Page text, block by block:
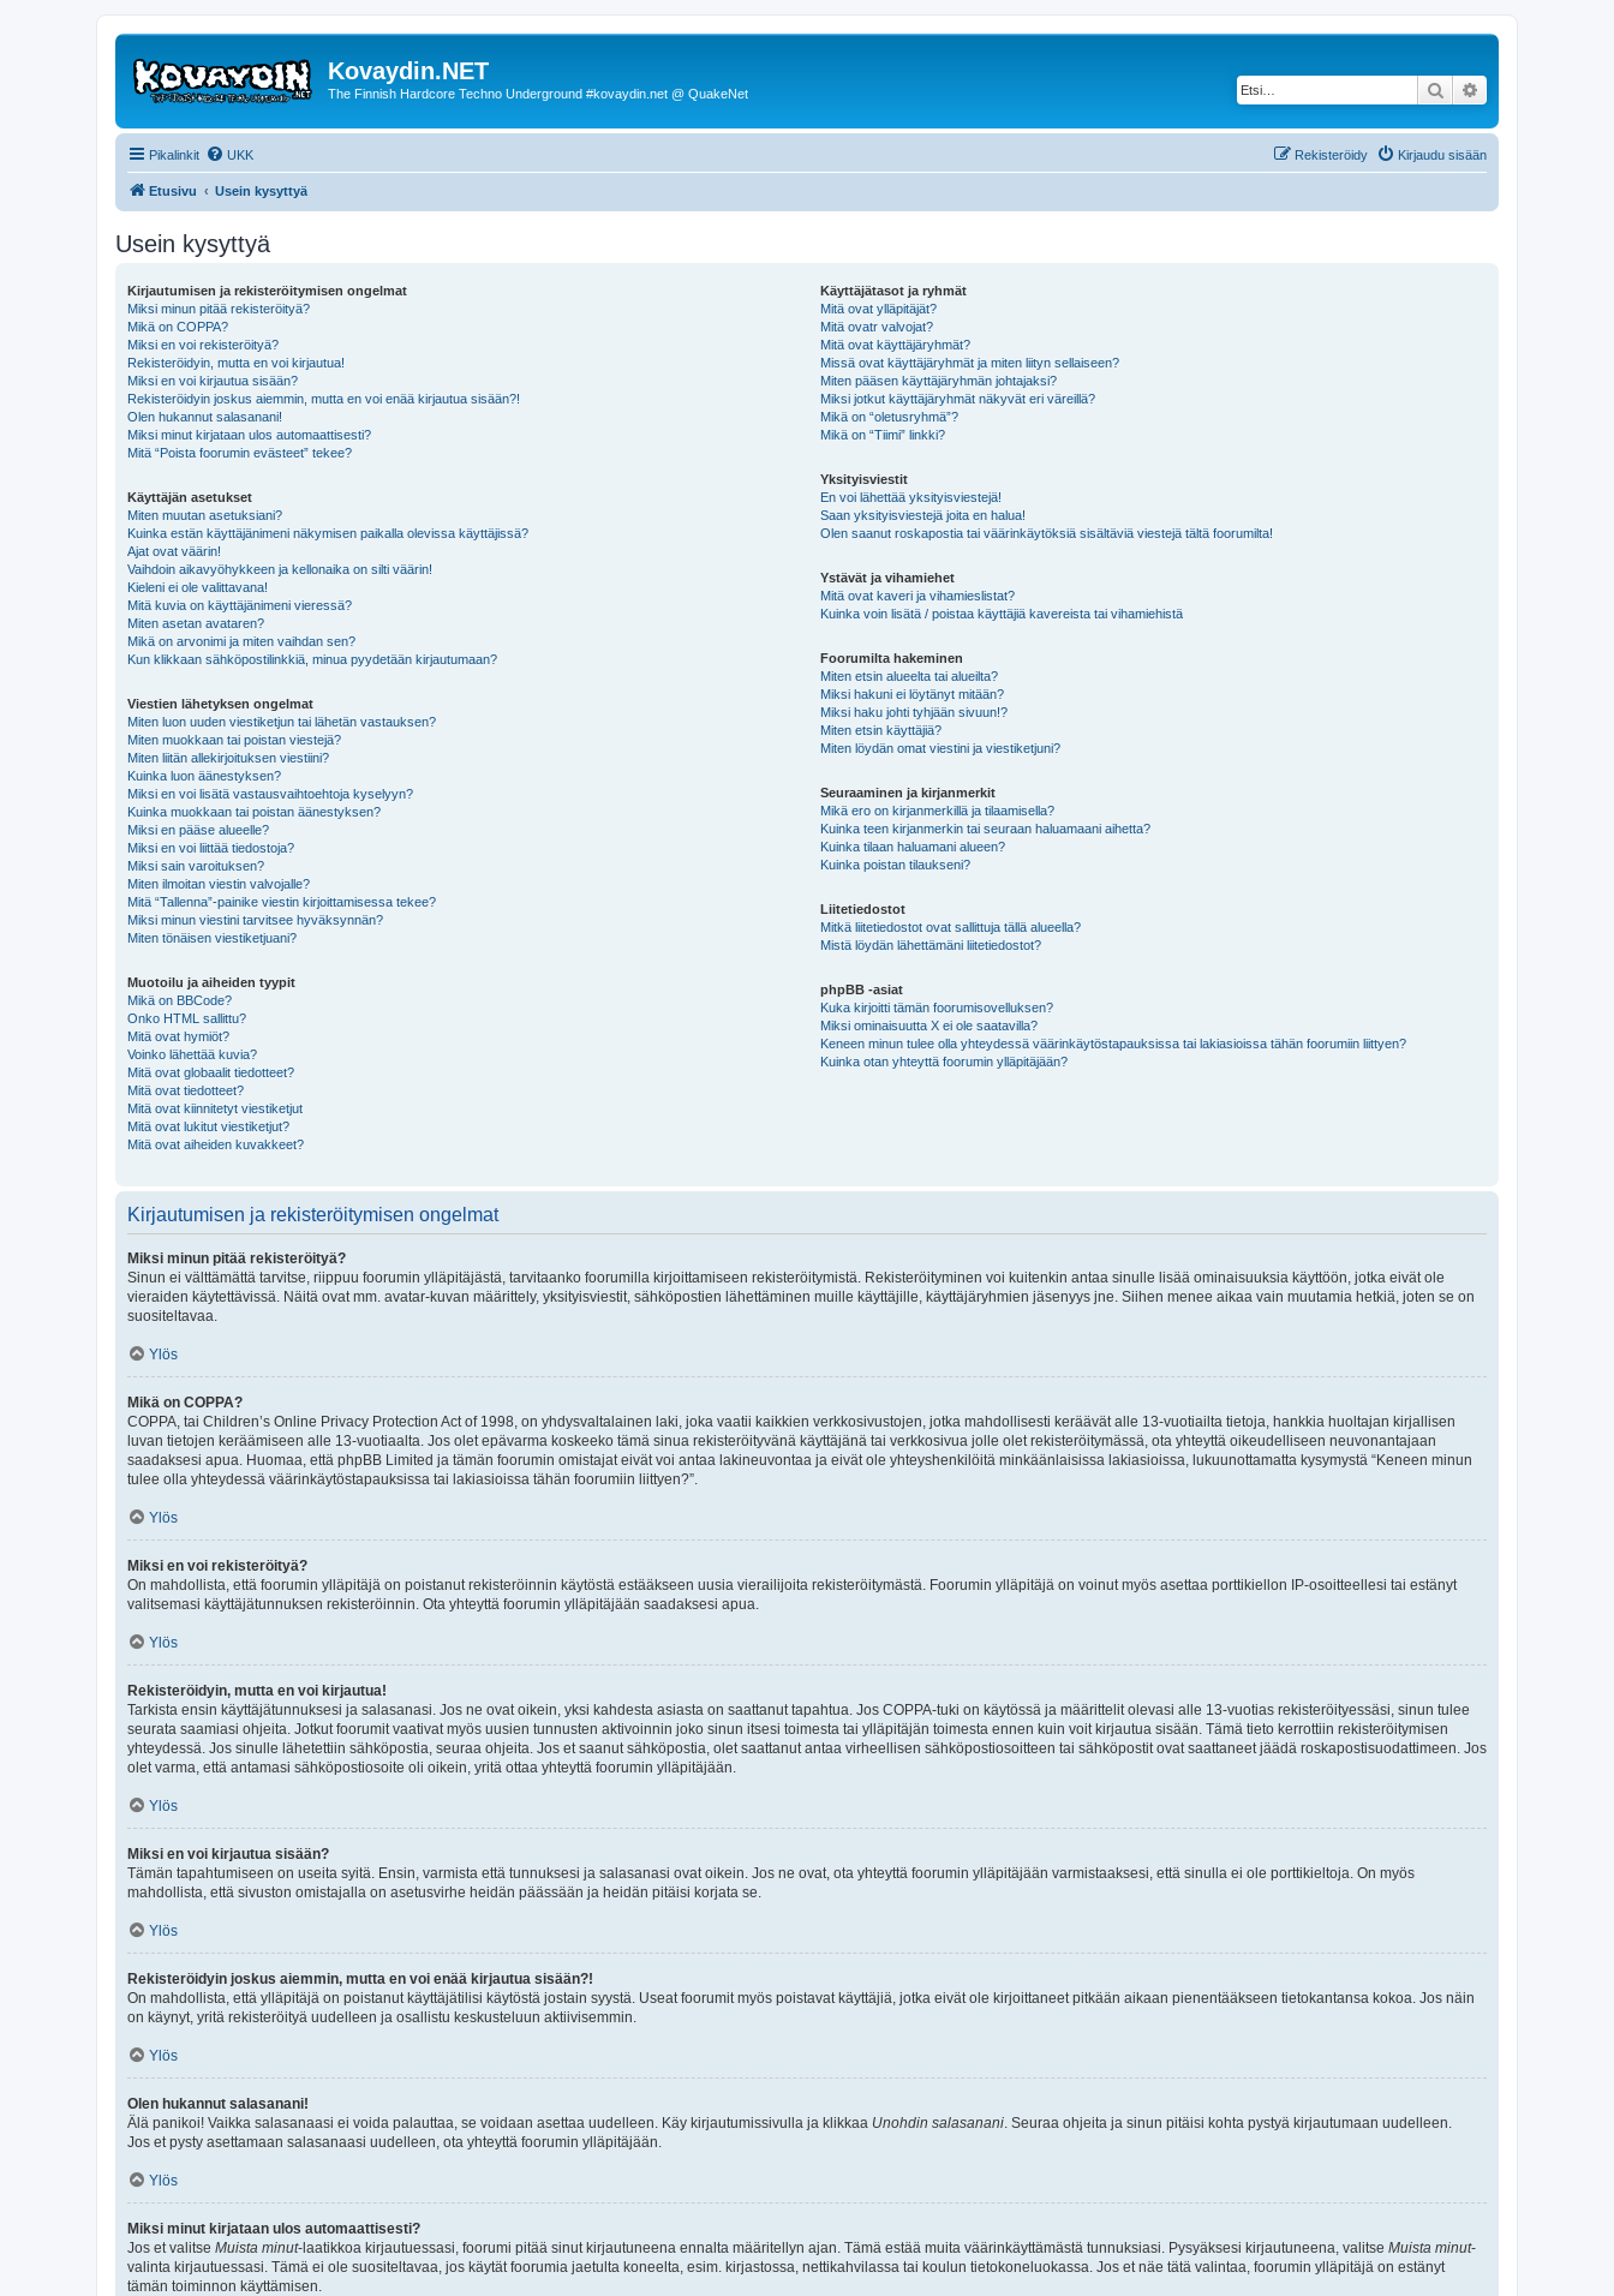
Kovaydin.NET
The Finnish Hardcore Techno Underground #kovaydin.net @ QuakeNet Etsi
Pikalinkit UKK Kirjaudu sisään
Rekisteröidy
Etusivu Usein kysyttyä
Usein kysyttyä
Kirjautumisen ja rekisteröitymisen ongelmat
Miksi minun pitää rekisteröityä?
Mikä on COPPA?
Miksi en voi rekisteröityä?
Rekisteröidyin, mutta en voi kirjautua!
Miksi en voi kirjautua sisään?
Rekisteröidyin joskus aiemmin, mutta en voi enää kirjautua sisään?!
Olen hukannut salasanani!
Miksi minut kirjataan ulos automaattisesti?
Mitä “Poista foorumin evästeet” tekee?
Käyttäjän asetukset
Miten muutan asetuksiani?
Kuinka estän käyttäjänimeni näkymisen paikalla olevissa käyttäjissä?
Ajat ovat väärin!
Vaihdoin aikavyöhykkeen ja kellonaika on silti väärin!
Kieleni ei ole valittavana!
Mitä kuvia on käyttäjänimeni vieressä?
Miten asetan avataren?
Mikä on arvonimi ja miten vaihdan sen?
Kun klikkaan sähköpostilinkkiä, minua pyydetään kirjautumaan?
Viestien lähetyksen ongelmat
Miten luon uuden viestiketjun tai lähetän vastauksen?
Miten muokkaan tai poistan viestejä?
Miten liitän allekirjoituksen viestiini?
Kuinka luon äänestyksen?
Miksi en voi lisätä vastausvaihtoehtoja kyselyyn?
Kuinka muokkaan tai poistan äänestyksen?
Miksi en pääse alueelle?
Miksi en voi liittää tiedostoja?
Miksi sain varoituksen?
Miten ilmoitan viestin valvojalle?
Mitä “Tallenna”-painike viestin kirjoittamisessa tekee?
Miksi minun viestini tarvitsee hyväksynnän?
Miten tönäisen viestiketjuani?
Muotoilu ja aiheiden tyypit
Mikä on BBCode?
Onko HTML sallittu?
Mitä ovat hymiöt?
Voinko lähettää kuvia?
Mitä ovat globaalit tiedotteet?
Mitä ovat tiedotteet?
Mitä ovat kiinnitetyt viestiketjut
Mitä ovat lukitut viestiketjut?
Mitä ovat aiheiden kuvakkeet?
Käyttäjätasot ja ryhmät
Mitä ovat ylläpitäjät?
Mitä ovatr valvojat?
Mitä ovat käyttäjäryhmät?
Missä ovat käyttäjäryhmät ja miten liityn sellaiseen?
Miten pääsen käyttäjäryhmän johtajaksi?
Miksi jotkut käyttäjäryhmät näkyvät eri väreillä?
Mikä on “oletusryhmä”?
Mikä on “Tiimi” linkki?
Yksityisviestit
En voi lähettää yksityisviestejä!
Saan yksityisviestejä joita en halua!
Olen saanut roskapostia tai väärinkäytöksiä sisältäviä viestejä tältä foorumilta!
Ystävät ja vihamiehet
Mitä ovat kaveri ja vihamieslistat?
Kuinka voin lisätä / poistaa käyttäjiä kavereista tai vihamiehistä
Foorumilta hakeminen
Miten etsin alueelta tai alueilta?
Miksi hakuni ei löytänyt mitään?
Miksi haku johti tyhjään sivuun!?
Miten etsin käyttäjiä?
Miten löydän omat viestini ja viestiketjuni?
Seuraaminen ja kirjanmerkit
Mikä ero on kirjanmerkillä ja tilaamisella?
Kuinka teen kirjanmerkin tai seuraan haluamaani aihetta?
Kuinka tilaan haluamani alueen?
Kuinka poistan tilaukseni?
Liitetiedostot
Mitkä liitetiedostot ovat sallittuja tällä alueella?
Mistä löydän lähettämäni liitetiedostot?
phpBB -asiat
Kuka kirjoitti tämän foorumisovelluksen?
Miksi ominaisuutta X ei ole saatavilla?
Keneen minun tulee olla yhteydessä väärinkäytöstapauksissa tai lakiasioissa tähän foorumiin liittyen?
Kuinka otan yhteyttä foorumin ylläpitäjään?
Kirjautumisen ja rekisteröitymisen ongelmat
Miksi minun pitää rekisteröityä?
Sinun ei välttämättä tarvitse, riippuu foorumin ylläpitäjästä, tarvitaanko foorumilla kirjoittamiseen rekisteröitymistä. Rekisteröityminen voi kuitenkin antaa sinulle lisää ominaisuuksia käyttöön, jotka eivät ole
vieraiden käytettävissä. Näitä ovat mm. avatar-kuvan määrittely, yksityisviestit, sähköpostien lähettäminen muille käyttäjille, käyttäjäryhmien jäsenyys jne. Siihen menee aikaa vain muutamia hetkiä, joten se on
suositeltavaa.
Ylös
Mikä on COPPA?
COPPA, tai Children’s Online Privacy Protection Act of 1998, on yhdysvaltalainen laki, joka vaatii kaikkien verkkosivustojen, jotka mahdollisesti keräävät alle 13-vuotiailta tietoja, hankkia huoltajan kirjallisen
luvan tietojen keräämiseen alle 13-vuotiaalta. Jos olet epävarma koskeeko tämä sinua rekisteröityvänä käyttäjänä tai verkkosivua jolle olet rekisteröitymässä, ota yhteyttä oikeudelliseen neuvonantajaan
saadaksesi apua. Huomaa, että phpBB Limited ja tämän foorumin omistajat eivät voi antaa lakineuvontaa ja eivät ole yhteyshenkilöitä minkäänlaisissa lakiasioissa, lukuunottamatta kysymystä “Keneen minun
tulee olla yhteydessä väärinkäytöstapauksissa tai lakiasioissa tähän foorumiin liittyen?”.
Ylös
Miksi en voi rekisteröityä?
On mahdollista, että foorumin ylläpitäjä on poistanut rekisteröinnin käytöstä estääkseen uusia vierailijoita rekisteröitymästä. Foorumin ylläpitäjä on voinut myös asettaa porttikiellon IP-osoitteellesi tai estänyt
valitsemasi käyttäjätunnuksen rekisteröinnin. Ota yhteyttä foorumin ylläpitäjään saadaksesi apua.
Ylös
Rekisteröidyin, mutta en voi kirjautua!
Tarkista ensin käyttäjätunnuksesi ja salasanasi. Jos ne ovat oikein, yksi kahdesta asiasta on saattanut tapahtua. Jos COPPA-tuki on käytössä ja määrittelit olevasi alle 13-vuotias rekisteröityessäsi, sinun tulee
seurata saamiasi ohjeita. Jotkut foorumit vaativat myös uusien tunnusten aktivoinnin joko sinun itsesi toimesta tai ylläpitäjän toimesta ennen kuin voit kirjautua sisään. Tämä tieto kerrottiin rekisteröitymisen
yhteydessä. Jos sinulle lähetettiin sähköpostia, seuraa ohjeita. Jos et saanut sähköpostia, olet saattanut antaa virheellisen sähköpostiosoitteen tai sähköpostit ovat saattaneet jäädä roskapostisuodattimeen. Jos
olet varma, että antamasi sähköpostiosoite oli oikein, yritä ottaa yhteyttä foorumin ylläpitäjään.
Ylös
Miksi en voi kirjautua sisään?
Tämän tapahtumiseen on useita syitä. Ensin, varmista että tunnuksesi ja salasanasi ovat oikein. Jos ne ovat, ota yhteyttä foorumin ylläpitäjään varmistaaksesi, että sinulla ei ole porttikieltoja. On myös
mahdollista, että sivuston omistajalla on asetusvirhe heidän päässään ja heidän pitäisi korjata se.
Ylös
Rekisteröidyin joskus aiemmin, mutta en voi enää kirjautua sisään?!
On mahdollista, että ylläpitäjä on poistanut käyttäjätilisi käytöstä jostain syystä. Useat foorumit myös poistavat käyttäjiä, jotka eivät ole kirjoittaneet pitkään aikaan pienentääkseen tietokantansa kokoa. Jos näin
on käynyt, yritä rekisteröityä uudelleen ja osallistu keskusteluun aktiivisemmin.
Ylös
Olen hukannut salasanani!
Älä panikoi! Vaikka salasanaasi ei voida palauttaa, se voidaan asettaa uudelleen. Käy kirjautumissivulla ja klikkaa Unohdin salasanani . Seuraa ohjeita ja sinun pitäisi kohta pystyä kirjautumaan uudelleen.
Jos et pysty asettamaan salasanaasi uudelleen, ota yhteyttä foorumin ylläpitäjään.
Ylös
Miksi minut kirjataan ulos automaattisesti?
Jos et valitse Muista minut-laatikkoa kirjautuessasi, foorumi pitää sinut kirjautuneena ennalta määritellyn ajan. Tämä estää muita väärinkäyttämästä tunnuksiasi. Pysyäksesi kirjautuneena, valitse Muista minut-
valinta kirjautuessasi. Tämä ei ole suositeltavaa, jos käytät foorumia jaetulta koneelta, esim. kirjastossa, nettikahvilassa tai koulun tietokoneluokassa. Jos et näe tätä valintaa, foorumin ylläpitäjä on estänyt
tämän toiminnon käyttämisen.